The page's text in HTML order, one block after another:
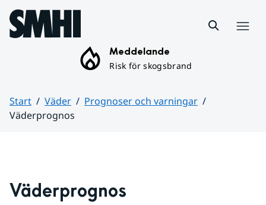
Hoppa till sidans innehåll
Meddelande
Risk för skogsbrand
Start Väder
Prognoser och varningar
Väderprognos
Väderprognos